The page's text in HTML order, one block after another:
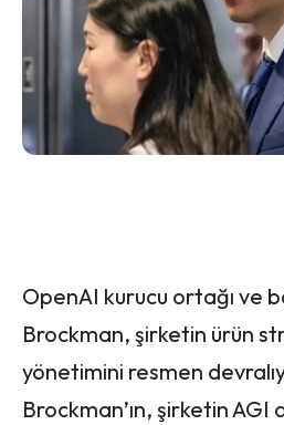
OpenAI kurucu ortağı ve
Brockman, şirketin ürün
yönetimini resmen
Brockman’ın, şirketin AGI